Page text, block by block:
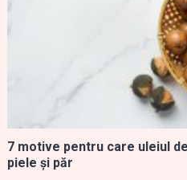
7 motive pentru care uleiul
piele și păr